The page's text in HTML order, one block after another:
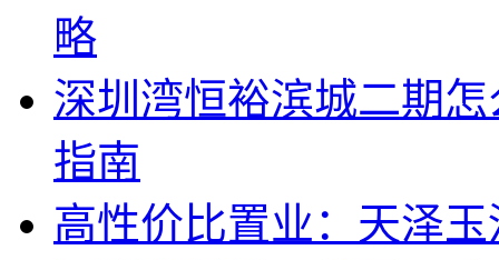
略
深圳湾恒裕滨城二期
指南
高性价比置业：天泽